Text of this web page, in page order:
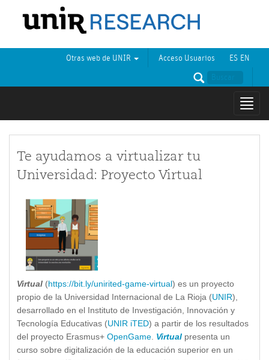
ES EN
Acceso Usuarios
Otras web de UNIR
Te ayudamos a virtualizar tu
Universidad: Proyecto Virtual
Virtual (https://bit.ly/unirited-game-virtual) es un proyecto
propio de la Universidad Internacional de La Rioja (UNIR),
desarrollado en el Instituto de Investigación, Innovación y
Tecnología Educativas (UNIR iTED) a partir de los resultados
del proyecto Erasmus+ OpenGame. Virtual presenta un
curso sobre digitalización de la educación superior en un